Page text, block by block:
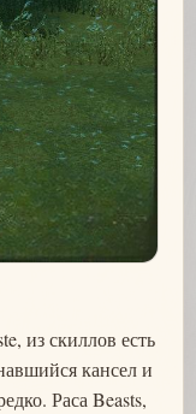
из скиллов есть
кансел и
Раса Beasts,